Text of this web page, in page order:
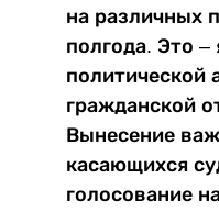
на различных
полгода. Это –
политической
гражданской
Вынесение
касающихся
голосование